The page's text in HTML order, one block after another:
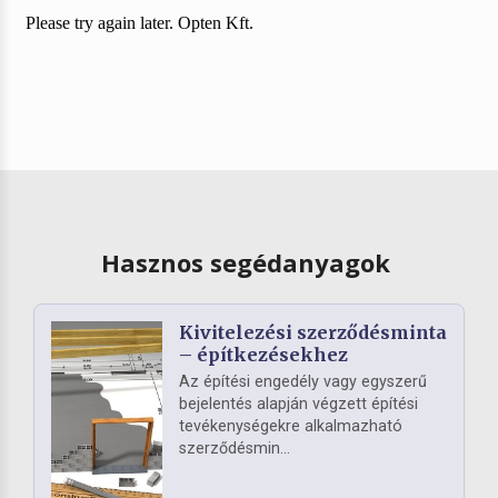
Hasznos segédanyagok
Kivitelezési szerződésminta
– építkezésekhez
Az építési engedély vagy egyszerű
bejelentés alapján végzett építési
tevékenységekre alkalmazható
szerződésmin...